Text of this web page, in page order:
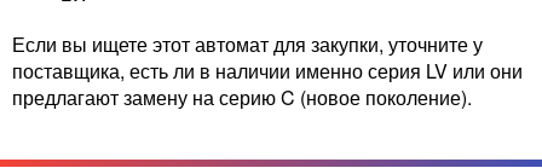
Если вы ищете этот автомат для закупки, уточните у
поставщика, есть ли в наличии именно серия LV или они
предлагают замену на серию C (новое поколение).